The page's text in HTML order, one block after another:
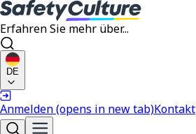
Erfahren Sie mehr über...
DE
Anmelden(opens in new tab)Kontakt